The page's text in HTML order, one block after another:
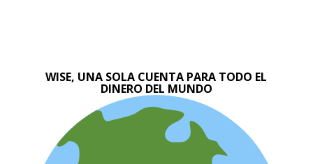
WISE, UNA SOLA CUENTA PARA TODO EL
DINERO DEL MUNDO